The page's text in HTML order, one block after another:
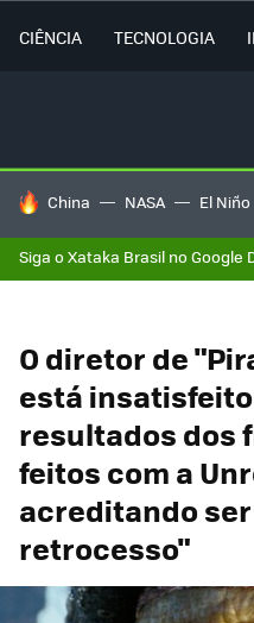
CIÊNCIA TECNOLOGIA
TENDÊNCIAS DO DIA
China NASA El Niño
Siga o Xataka Brasil no Google
O diretor de
está
resultados dos
feitos com a
acreditando
retrocesso"